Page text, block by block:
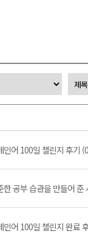
인어 100일 챌린지 후기
한 공부 습관을 만들어
인어 100일 챌린지 완료